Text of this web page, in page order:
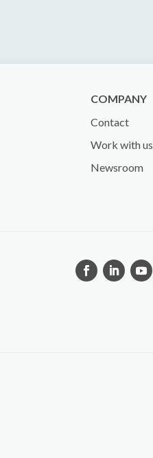
COMPANY
Contact
Work with us
Newsroom